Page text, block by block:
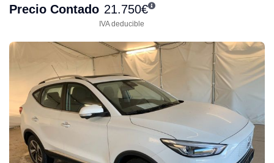
Precio Contado 21.750€
IVA deducible